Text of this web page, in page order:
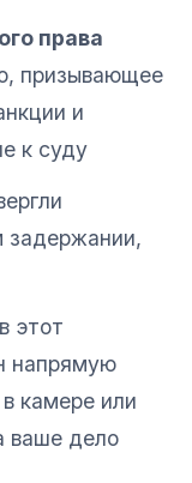
права
призывающее
и
к суду
задержании,
этот
напрямую
камере или
ваше дело